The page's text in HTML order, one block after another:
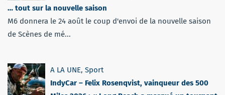
… tout sur la nouvelle saison
M6 donnera le 24 août le coup d'envoi de la nouvelle saison
de Scènes de mé...
A LA UNE, Sport
IndyCar – Felix Rosenqvist, vainqueur des 500